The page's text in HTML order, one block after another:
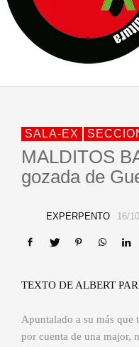
MARSHALL FLASH
JOFRE BARDAGÍ
SALA-EX
MALDITOS
gozada de
EXPERPENTO 16/
TEXTO DE ALBERT
Apuntalado a su más que
por cuenta de una major,